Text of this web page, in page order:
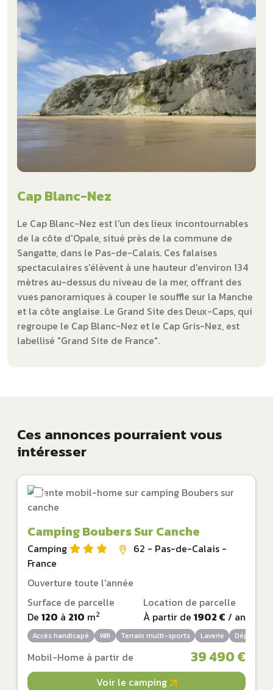
Cap Blanc-Nez
Le Cap Blanc-Nez est l'un des lieux incontournables
de la côte d'Opale, situé près de la commune de
Sangatte, dans le Pas-de-Calais. Ces falaises
spectaculaires s'élèvent à une hauteur d'environ 134
mètres au-dessus du niveau de la mer, offrant des
vues panoramiques à couper le souffle sur la Manche
et la côte anglaise. Le Grand Site des Deux-Caps, qui
regroupe le Cap Blanc-Nez et le Cap Gris-Nez, est
labellisé "Grand Site de France".
Ces annonces pourraient vous
intéresser
Camping Boubers Sur Canche
Camping
62 - Pas-de-Calais -
France
Ouverture toute l'année
Surface de parcelle
De 120 à 210 m2
Location de parcelle
À partir de 1902 € / an
Accès handicapé Wifi Terrain multi-sports Laverie Dépôt de
Mobil-Home à partir de 39 490 €
Voir le camping